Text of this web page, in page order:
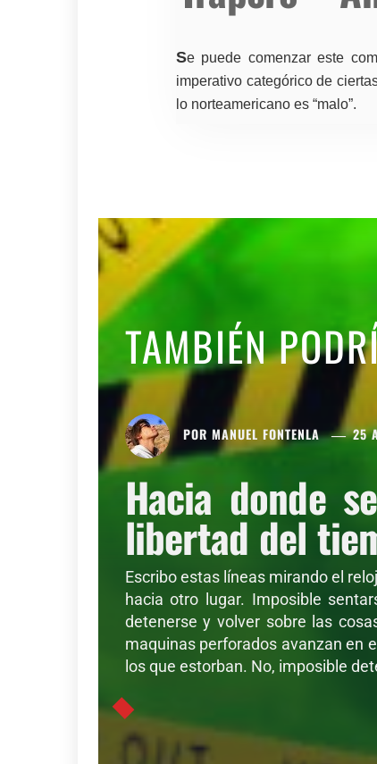
Se puede comenzar este
imperativo categórico de
lo norteamericano es “malo”.
TAMBIÉN
POR MANUEL FONTENLA 25
Hacia donde
libertad del
Escribo estas líneas mirando el
hacia otro lugar. Imposible
detenerse y volver sobre las
maquinas perforados avanzan en
los que estorban. No, imposible